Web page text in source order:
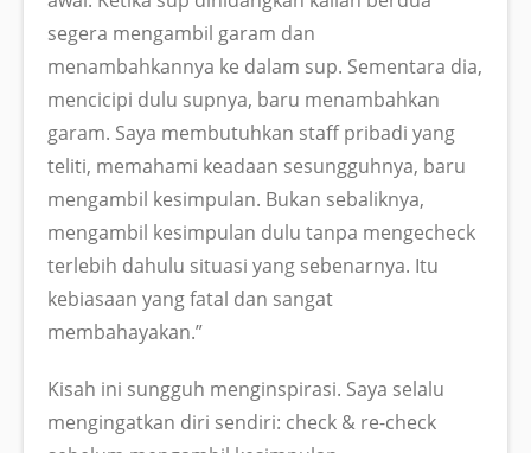
segera mengambil garam dan
menambahkannya ke dalam sup. Sementara dia,
mencicipi dulu supnya, baru menambahkan
garam. Saya membutuhkan staff pribadi yang
teliti, memahami keadaan sesungguhnya, baru
mengambil kesimpulan. Bukan sebaliknya,
mengambil kesimpulan dulu tanpa mengecheck
terlebih dahulu situasi yang sebenarnya. Itu
kebiasaan yang fatal dan sangat
membahayakan.”
Kisah ini sungguh menginspirasi. Saya selalu
mengingatkan diri sendiri: check & re-check